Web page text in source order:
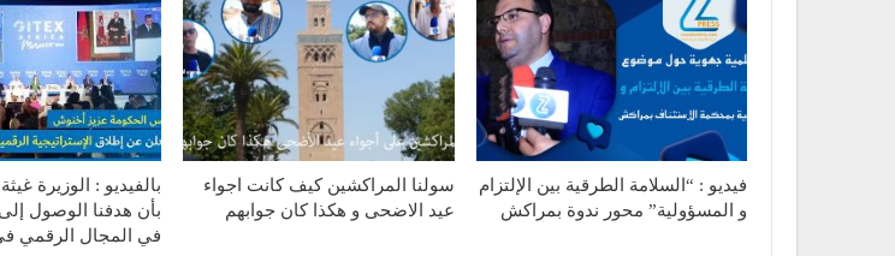
فيديو : “السلامة الطرقية بين الإلتزام
و المسؤولية” محور ندوة بمراكش
سولنا المراكشين كيف كانت اجواء
عيد الاضحى و هكذا كان جوابهم
بالفيديو : الوزيرة
في المجال الرقمي